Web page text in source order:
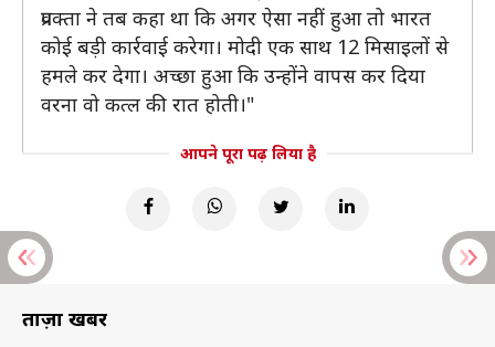
प्रवक्ता ने तब कहा था कि अगर ऐसा नहीं हुआ तो भारत
कोई बड़ी कार्रवाई करेगा। मोदी एक साथ 12 मिसाइलों से
हमले कर देगा। अच्छा हुआ कि उन्होंने वापस कर दिया
वरना वो कत्ल की रात होती।"
आपने पूरा पढ़ लिया है
ताज़ा खबरें